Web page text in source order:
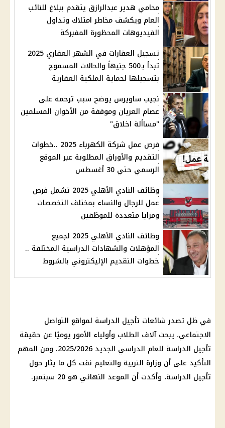
محامي هدير عبدالرازق يتقدم ببلاغ للنائب
العام ويكشف مخاطر امتلاك وتداول
الفيديوهات المحظورة المفبركة
تسجيل العقارات في الشهر العقاري 2025
تبدأ بـ500 جنيهاً والحالات المسموح
بتسجيلها لحماية الملكية العقارية
نجيب ساويرس يوضح سبب ترحمه على
عصام العريان وموقفة من الأخوان المسلمين
"مساألة اخلاق"
فرص عمل شركة الكهرباء 2025 ..خطوات
التقديم والأوراق المطلوبة عبر الموقع
الرسمي حتي 30 أغسطس
وظائف النادي الأهلي 2025 تشمل فرص
عمل للرجال والنساء بمختلف التخصصات
ومزايا متعددة للموظفين
وظائف النادي الأهلي 2025 لجميع
المؤهلات والشهادات الدراسية المختلفة ..
خطوات التقديم الإليكتروني بالشروط
في ظل تصدرشائعات تأجيل الدراسة لمواقع التواصل
الاجتماعي، يبحث آلاف الطلاب وأولياء الأمور يوميًا عن حقيقة
تأجيل الدراسة
للعام الدراسي الجديد 2025/2026. ومن المهم
التأكيد على أن وزارة التربية والتعليم نفت كل ما يثار حول
تأجيل الدراسة، وأكدت أن الموعد النهائي هو 20 سبتمبر.